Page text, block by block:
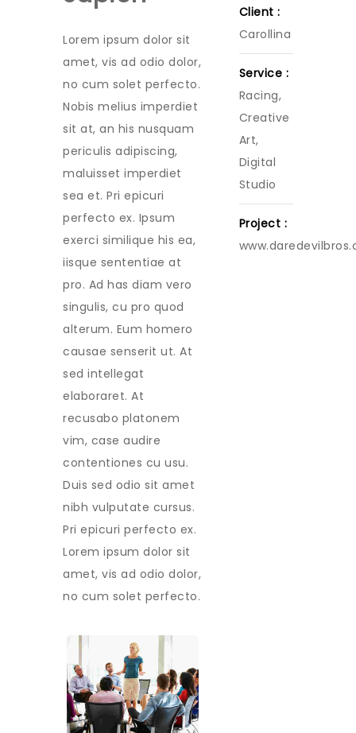
Lorem ipsum dolor sit
amet, vis ad odio dolor,
no cum solet perfecto.
Nobis melius imperdiet
sit at, an his nusquam
periculis adipiscing,
maluisset imperdiet
sea et. Pri epicuri
perfecto ex. Ipsum
exerci similique his ea,
iisque sententiae at
pro. Ad has diam vero
singulis, cu pro quod
alterum. Eum homero
causae senserit ut. At
sed intellegat
elaboraret. At
recusabo platonem
vim, case audire
contentiones cu usu.
Duis sed odio sit amet
nibh vulputate cursus.
Pri epicuri perfecto ex.
Lorem ipsum dolor sit
amet, vis ad odio dolor,
no cum solet perfecto.
Client :
Carollina
Service :
Racing,
Creative
Art,
Digital
Studio
Project :